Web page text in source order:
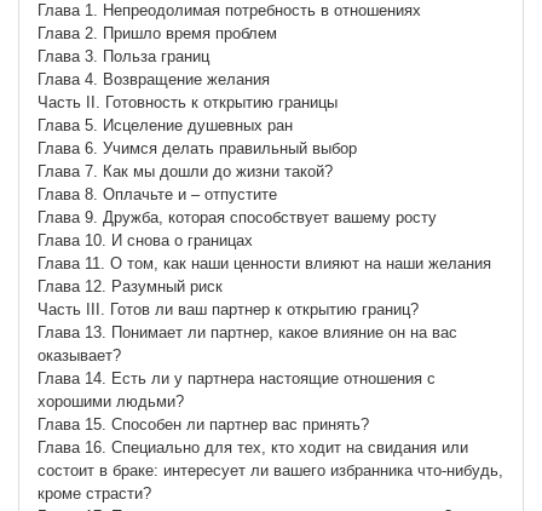
Глава 1. Непреодолимая потребность в отношениях
Глава 2. Пришло время проблем
Глава 3. Польза границ
Глава 4. Возвращение желания
Часть II. Готовность к открытию границы
Глава 5. Исцеление душевных ран
Глава 6. Учимся делать правильный выбор
Глава 7. Как мы дошли до жизни такой?
Глава 8. Оплачьте и – отпустите
Глава 9. Дружба, которая способствует вашему росту
Глава 10. И снова о границах
Глава 11. О том, как наши ценности влияют на наши желания
Глава 12. Разумный риск
Часть III. Готов ли ваш партнер к открытию границ?
Глава 13. Понимает ли партнер, какое влияние он на вас
оказывает?
Глава 14. Есть ли у партнера настоящие отношения с
хорошими людьми?
Глава 15. Способен ли партнер вас принять?
Глава 16. Специально для тех, кто ходит на свидания или
состоит в браке: интересует ли вашего избранника что-нибудь,
кроме страсти?